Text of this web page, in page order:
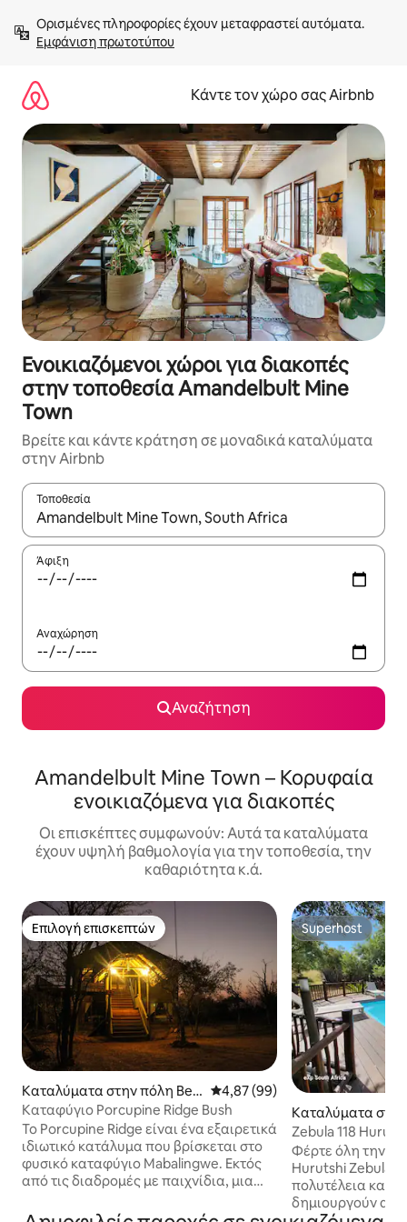
στο
περιεχόμενοΕμφάνιση πρωτοτύπου
Κάντε τον χώρο σας Airbnb
Ενοικιαζόμενοι χώροι για διακοπές
στην τοποθεσία Amandelbult Mine
Town
Βρείτε και κάντε κράτηση σε μοναδικά καταλύματα
στην Airbnb
Τοποθεσία
Όταν τα αποτελέσματα είναι διαθέσιμα, μπορείτε να
Άφιξη
Αναχώρηση
Αναζήτηση
Amandelbult Mine Town – Κορυφαία
ενοικιαζόμενα για διακοπές
Οι επισκέπτες συμφωνούν: Αυτά τα καταλύματα
έχουν υψηλή βαθμολογία για την τοποθεσία, την
καθαριότητα κ.ά.
Επιλογή επισκεπτών
Επιλογή επισκεπτών
Καταλύματα στην πόλη Bela
-Bela
Μέση βαθμολογία: 4,87 στα 5,
4,87 (99)
Καταφύγιο Porcupine Ridge Bush
Το Porcupine Ridge είναι ένα εξαιρετικά
ιδιωτικό κατάλυμα που βρίσκεται στο
φυσικό καταφύγιο Mabalingwe. Εκτός
από τις διαδρομές με παιχνίδια, μια
πραγματικό σπίτι σχεδόν καθημερινά.
Superhost
Superhost
Καταλύματα
Bela
Zebula 118
Golf Estate
Φέρτε όλη την
Hurutshi Zebula
πολυτέλεια και
δημιουργούν